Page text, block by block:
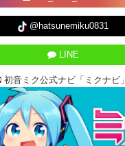
@hatsunemiku0831
LINE
初音ミク公式ナビ「ミクナビ」